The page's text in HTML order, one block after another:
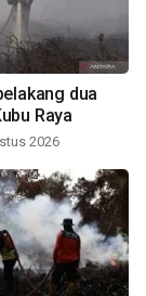
dua
Raya
2026